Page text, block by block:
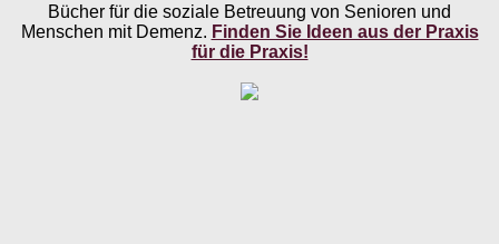
Bücher für die soziale Betreuung von Senioren und
Menschen mit Demenz. Finden Sie Ideen aus der Praxis
für die Praxis!